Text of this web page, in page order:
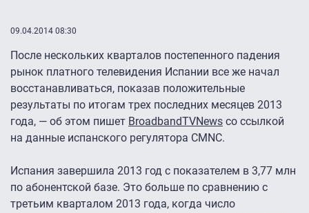
09.04.2014 08:30
После нескольких кварталов постепенного падения
рынок платного телевидения Испании все же начал
восстанавливаться, показав положительные
результаты по итогам трех последних месяцев 2013
года, — об этом пишет BroadbandTVNews со ссылкой
на данные испанского регулятора CMNC.
Испания завершила 2013 год с показателем в 3,77 млн
по абонентской базе. Это больше по сравнению с
третьим кварталом 2013 года, когда число